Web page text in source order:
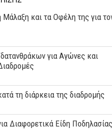
Μάλαξη και τα Οφέλη της για
για Αγώνες και
τη διάρκεια της διαδρομής
Διαφορετικά Είδη Ποδηλασίας